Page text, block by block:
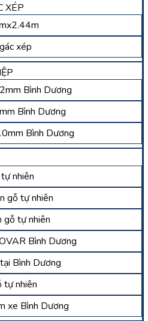
XÉP
xép
Bình Dương
Bình Dương
Bình Dương
nhiên
gỗ tự nhiên
gỗ tự nhiên
Bình Dương
Bình Dương
tự nhiên
xe Bình Dương